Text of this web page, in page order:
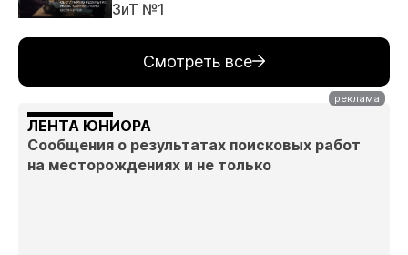
ЗиТ №1
Смотреть все
ЛЕНТА ЮНИОРА
Сообщения о результатах поисковых работ
на месторождениях и не только